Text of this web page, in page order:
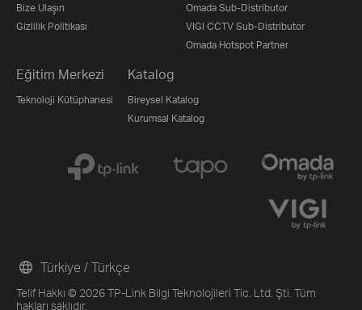
Bize Ulaşın
Gizlilik Politikası
Omada Sub-Distributor
VIGI CCTV Sub-Distributor
Omada Hotspot Partner
Eğitim Merkezi
Teknoloji Kütüphanesi
Katalog
Bireysel Katalog
Kurumsal Katalog
Telif Hakkı © 2026 TP-Link Bilgi Teknolojileri Tic. Ltd. Şti. Tüm
hakları saklıdır.
Türkiye / Türkçe